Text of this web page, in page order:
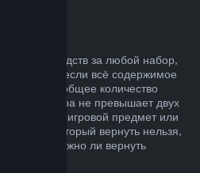
средств за любой набор,
но только если всё содержимое
и общее количество
из набора не превышает двух
внутриигровой предмет или
за который вернуть нельзя,
можно ли вернуть